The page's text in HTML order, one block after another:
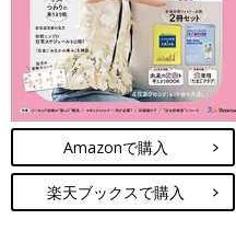
Amazonで購入
楽天ブックスで購入